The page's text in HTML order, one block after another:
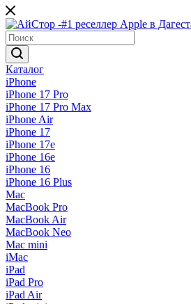
Каталог
iPhone
iPhone 17 Pro
iPhone 17 Pro Max
iPhone Air
iPhone 17
iPhone 17e
iPhone 16e
iPhone 16
iPhone 16 Plus
Mac
MacBook Pro
MacBook Air
MacBook Neo
Mac mini
iMac
iPad
iPad Pro
iPad Air